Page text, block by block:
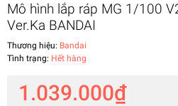
Mô hình lắp ráp MG 1/100
Ver.Ka BANDAI
Thương hiệu: Bandai
Tình trạng: Hết hàng
1.039.000₫